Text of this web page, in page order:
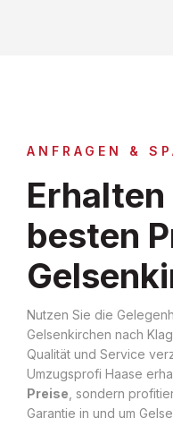
ANFRAGEN &
Erhalten
besten
Nutzen Sie die
Gelsenkirchen nach
Qualität und Service
Umzugsprofi Haase
Preise , sondern
Garantie in und um